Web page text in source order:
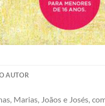
AUTOR
Marias, Joãos e Josés,